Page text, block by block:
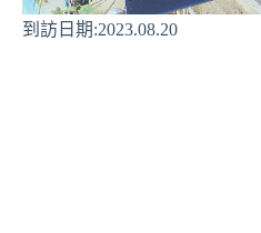
到訪日期:2023.08.20